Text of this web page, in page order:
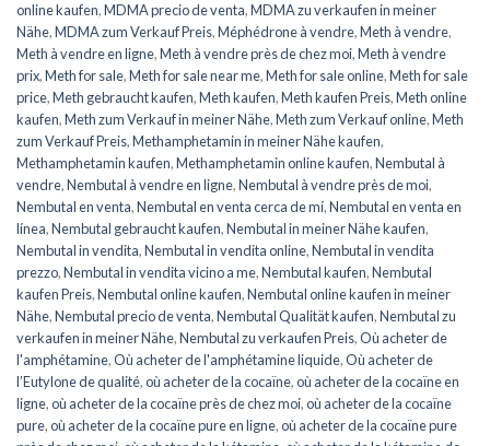
online kaufen,MDMA precio de venta,MDMA zu verkaufen in meiner
Nähe,MDMA zum Verkauf Preis,Méphédrone à vendre,Meth à vendre,
Meth à vendre en ligne,Meth à vendre près de chez moi,Meth à vendre
prix,Meth for sale,Meth for sale near me,Meth for sale online,Meth for sale
price,Meth gebraucht kaufen,Meth kaufen,Meth kaufen Preis,Meth online
kaufen,Meth zum Verkauf in meiner Nähe,Meth zum Verkauf online,Meth
zum Verkauf Preis,Methamphetamin in meiner Nähe kaufen,
Methamphetamin kaufen,Methamphetamin online kaufen,Nembutal à
vendre,Nembutal à vendre en ligne,Nembutal à vendre près de moi,
Nembutal en venta,Nembutal en venta cerca de mí,Nembutal en venta en
línea,Nembutal gebraucht kaufen,Nembutal in meiner Nähe kaufen,
Nembutal in vendita,Nembutal in vendita online,Nembutal in vendita
prezzo,Nembutal in vendita vicino a me,Nembutal kaufen,Nembutal
kaufen Preis,Nembutal online kaufen,Nembutal online kaufen in meiner
Nähe,Nembutal precio de venta,Nembutal Qualität kaufen,Nembutal zu
verkaufen in meiner Nähe,Nembutal zu verkaufen Preis,Où acheter de
l'amphétamine,Où acheter de l'amphétamine liquide,Où acheter de
l’Eutylone de qualité,où acheter de la cocaïne,où acheter de la cocaïne en
ligne,où acheter de la cocaïne près de chez moi,où acheter de la cocaïne
pure,où acheter de la cocaïne pure en ligne,où acheter de la cocaïne pure